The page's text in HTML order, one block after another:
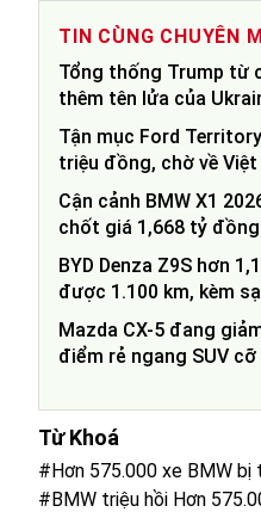
TIN CÙNG CHUYÊN
Tổng thống Trump từ
thêm tên lửa của
Tận mục Ford
triệu đồng, chờ về Việt
Cận cảnh BMW X1
chốt giá 1,668 tỷ đồng
BYD Denza Z9S hơn
được 1.100 km, kèm
Mazda CX-5 đang
điểm rẻ ngang SUV cỡ
Từ Khoá
#Hơn 575.000 xe BMW bị
#BMW triệu hồi Hơn